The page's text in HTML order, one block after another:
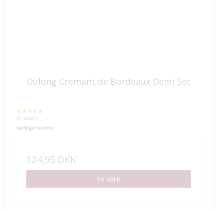
Dulong Cremant de Bordeaux Demi Sec
Vinavisen
Sødlige bobler
124,95 DKK
Se vare